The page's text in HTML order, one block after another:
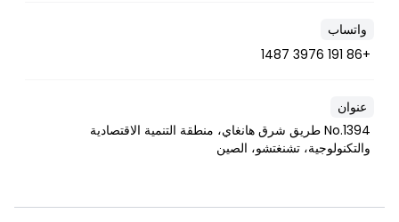
واتساب
+86 191 3976 1487
عنوان
No.1394 طريق شرق هانغاي، منطقة التنمية الاقتصادية
والتكنولوجية، تشنغتشو، الصين